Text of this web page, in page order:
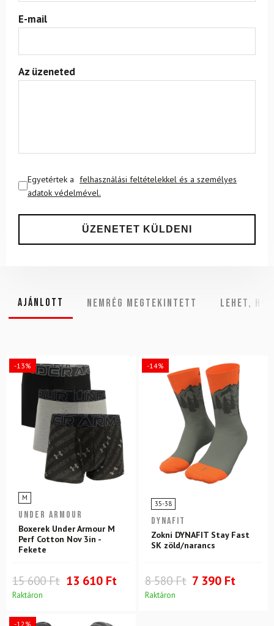
E-mail
Az üzeneted
Egyetértek a felhasználási feltételekkel és a személyes
adatok védelmével.
Ajánlott NEMRÉG MEGTEKINTETT Lehet,
-13%
M
UNDER ARMOUR
Boxerek Under Armour M
Perf Cotton Nov 3in -
Fekete
15 600 Ft 13 610 Ft
Raktáron
-14%
35-38
DYNAFIT
Zokni DYNAFIT Stay Fast
SK zöld/narancs
8 580 Ft 7 390 Ft
Raktáron
-12%